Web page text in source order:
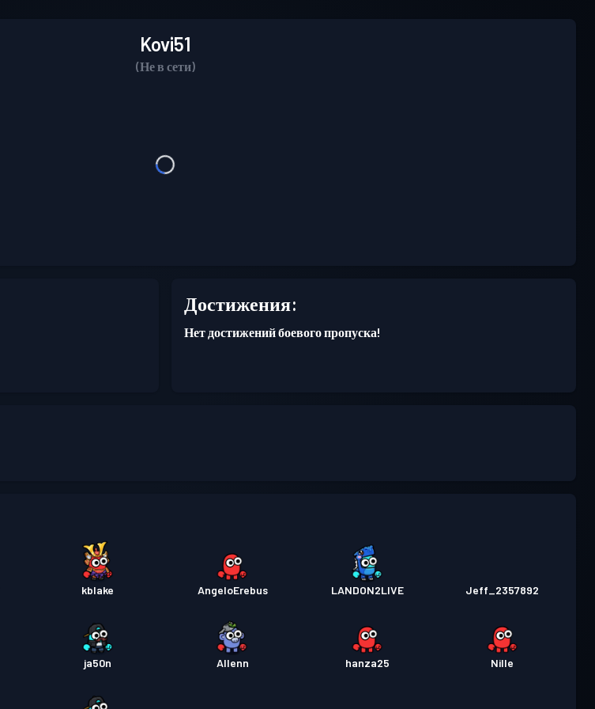
Kovi51
(Не в сети)
Достижения:
Нет достижений боевого пропуска!
kblake AngeloErebus LANDON2LIVE Jeff_2357892
ja50n Allenn hanza25 Nille